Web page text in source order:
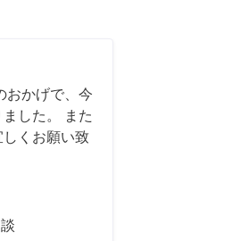
おかげで、今
した。 また
くお願い致